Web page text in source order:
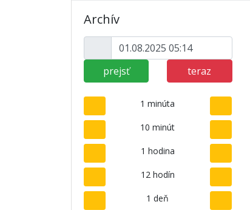
Archív
prejsť teraz
1 minúta
10 minút
1 hodina
12 hodín
1 deň